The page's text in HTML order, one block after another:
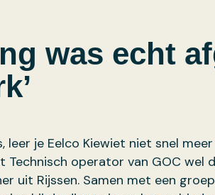
was echt
leer je Eelco Kiewiet niet snel
operator van GOC wel
uit Rijssen. Samen met een